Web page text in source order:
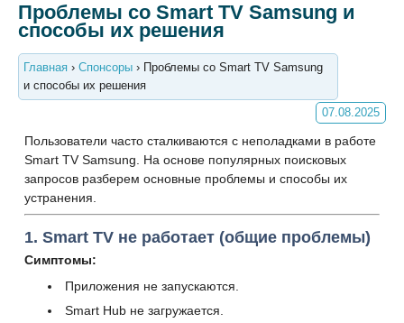
Проблемы со Smart TV Samsung и
способы их решения
Главная › Спонсоры › Проблемы со Smart TV Samsung
и способы их решения
07.08.2025
Пользователи часто сталкиваются с неполадками в работе
Smart TV Samsung. На основе популярных поисковых
запросов разберем основные проблемы и способы их
устранения.
1. Smart TV не работает (общие проблемы)
Симптомы:
Приложения не запускаются.
Smart Hub не загружается.